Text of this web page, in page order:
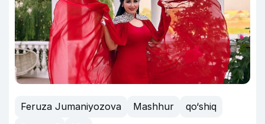
Feruza Jumaniyozova Mashhur
qo‘shiq